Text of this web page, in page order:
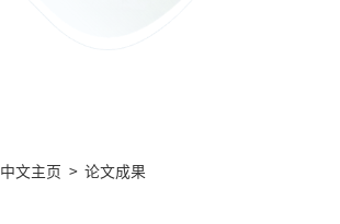
中文主页 > 论文成果